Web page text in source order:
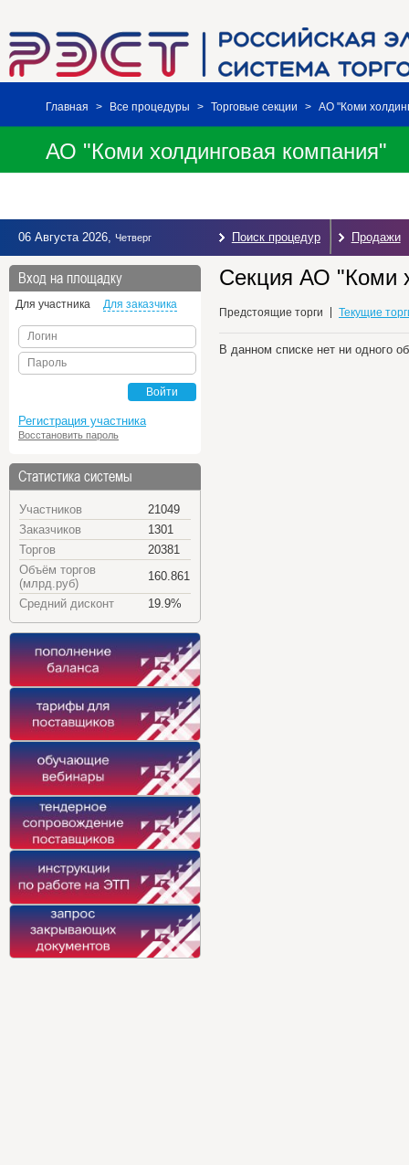
Главная > Все процедуры > Торговые секции > АО "Коми
АО "Коми холдинговая компания"
06 Августа 2026, Четверг Поиск процедур Продажи
Вход на площадку
Для участника Для заказчика
Логин
Пароль
Войти
Регистрация участника
Восстановить пароль
Статистика системы
Участников
21049
Заказчиков
1301
Торгов
20381
Объём торгов
(млрд.руб)
160.861
Средний дисконт
19.9%
Секция АО "Коми
Предстоящие торги Текущие
В данном списке нет ни одного